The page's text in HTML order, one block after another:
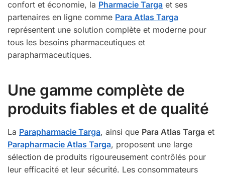
confort et économie, la Pharmacie Targa et ses
partenaires en ligne comme Para Atlas Targa
représentent une solution complète et moderne pour
tous les besoins pharmaceutiques et
parapharmaceutiques.
Une gamme complète de
produits fiables et de qualité
La Parapharmacie Targa, ainsi que Para Atlas Targa et
Parapharmacie Atlas Targa, proposent une large
sélection de produits rigoureusement contrôlés pour
leur efficacité et leur sécurité. Les consommateurs